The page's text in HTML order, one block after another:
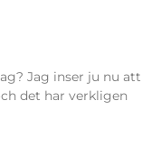
Jag inser ju nu att
det har verkligen